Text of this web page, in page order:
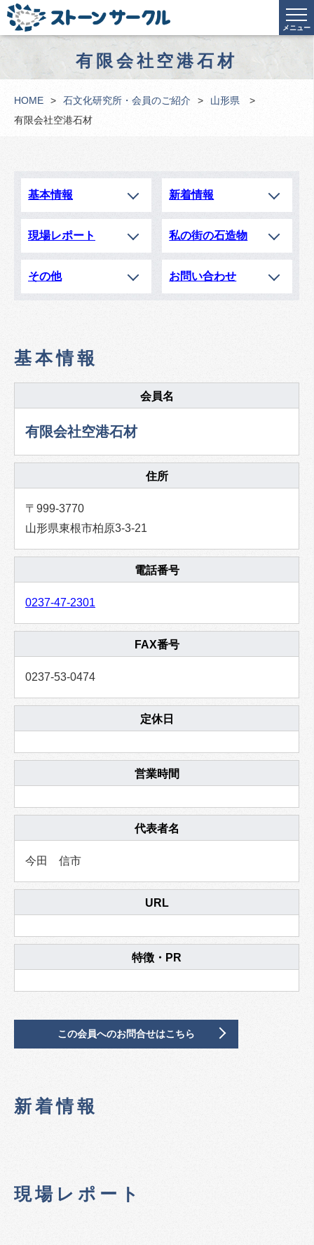
メニュー
有限会社空港石材
HOME 石文化研究所・会員のご紹介
山形県
有限会社空港石材
基本情報 新着情報
現場レポート 私の街の石造物
その他 お問い合わせ
基本情報
会員名
有限会社空港石材
住所
〒999-3770
山形県東根市柏原3-3-21
電話番号
0237-47-2301
FAX番号
0237-53-0474
定休日
営業時間
代表者名
今田 信市
URL
特徴・PR
この会員へのお問合せはこちら
新着情報
現場レポート